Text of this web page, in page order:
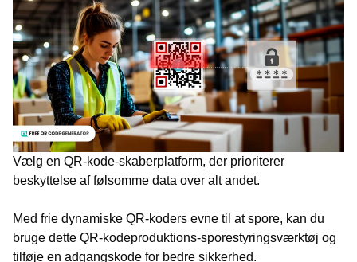
Vælg en QR-kode-skaberplatform, der prioriterer
beskyttelse af følsomme data over alt andet.
Med frie dynamiske QR-koders evne til at spore, kan du
bruge dette QR-kodeproduktions-sporestyringsværktøj og
tilføje en adgangskode for bedre sikkerhed.